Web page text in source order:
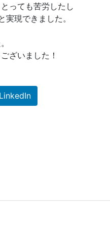
っても苦労したし
現できました。
ざいました！
LinkedIn